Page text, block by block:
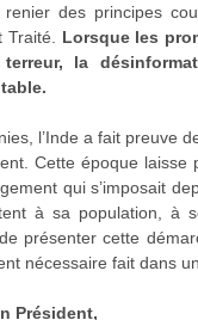
des principes
Traité. Lorsque les
la
l’Inde a fait preuve
Cette époque
qui s’imposait
à sa population, à
présenter cette
nécessaire fait dans
Président,